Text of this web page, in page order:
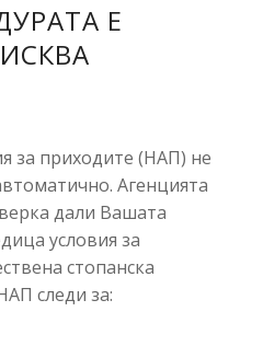
Е
за приходите (НАП) не
Агенцията
дали Вашата
условия за
стопанска
следи за: